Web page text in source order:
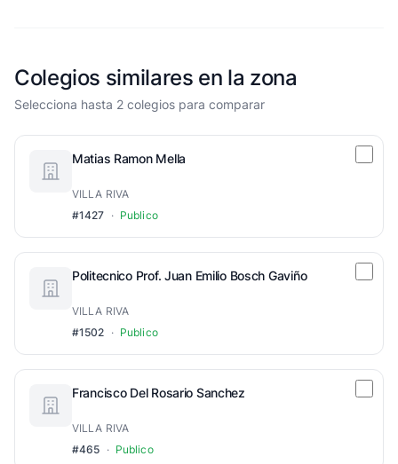
Colegios similares en la zona
Selecciona hasta 2 colegios para comparar
Matias Ramon Mella
VILLA RIVA
#1427 · Publico
Politecnico Prof. Juan Emilio Bosch Gaviño
VILLA RIVA
#1502 · Publico
Francisco Del Rosario Sanchez
VILLA RIVA
#465 · Publico